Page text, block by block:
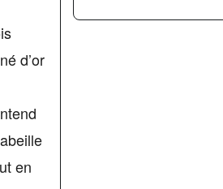
d’or
en